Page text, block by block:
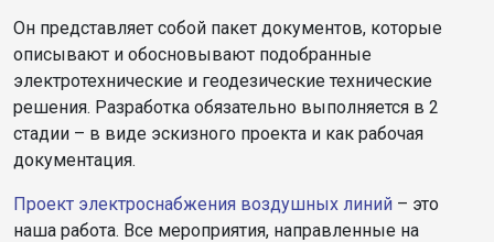
Он представляет собой пакет документов, которые
описывают и обосновывают подобранные
электротехнические и геодезические технические
решения. Разработка обязательно выполняется в 2
стадии – в виде эскизного проекта и как рабочая
документация.
Проект электроснабжения воздушных линий – это
наша работа. Все мероприятия, направленные на